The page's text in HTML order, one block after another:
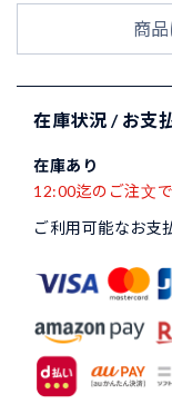
商
在庫状況 / お支
在庫あり
12:00迄のご注文
ご利用可能なお支